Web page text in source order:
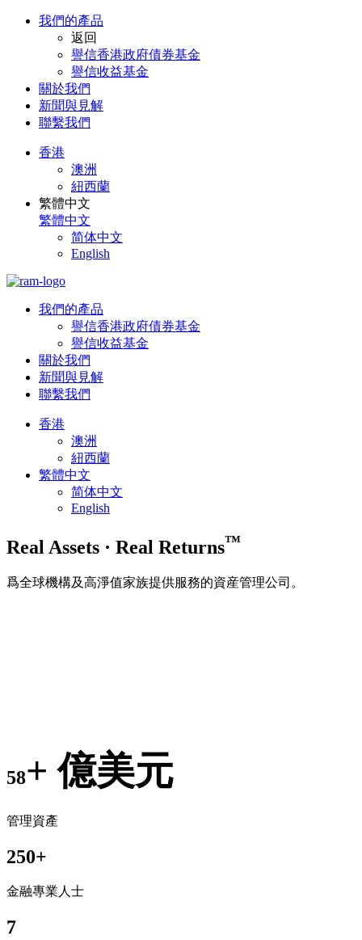
我們的產品
返回
譽信香港政府債券基金
譽信收益基金
關於我們​
新聞與見解
聯繫我們
香港
澳洲
紐西蘭
繁體中文
繁體中文
简体中文
English
我們的產品
譽信香港政府債券基金
譽信收益基金
關於我們​
新聞與見解
聯繫我們
香港
澳洲
紐西蘭
繁體中文
简体中文
English
Real Assets · Real Returns™
爲全球機構及高淨值家族提供服務的資産管理公司。
58+ 億美元
管理資產
250+
金融專業人士
7